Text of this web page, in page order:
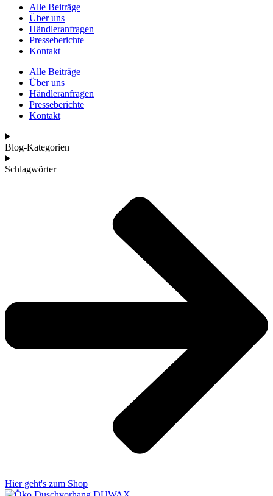
Alle Beiträge
Über uns
Händleranfragen
Presseberichte
Kontakt
Alle Beiträge
Über uns
Händleranfragen
Presseberichte
Kontakt
Blog-Kategorien
Schlagwörter
Hier geht's zum Shop